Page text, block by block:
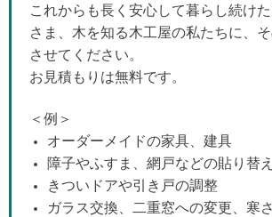
これからも長く安心して暮らし続け
さま、木を知る木工屋の私たちに、
させてください。
お見積もりは無料です。
＜例＞
オーダーメイドの家具、建具
障子やふすま、網戸などの貼り替え
きついドアや引き戸の調整
ガラス交換、二重窓への変更、寒